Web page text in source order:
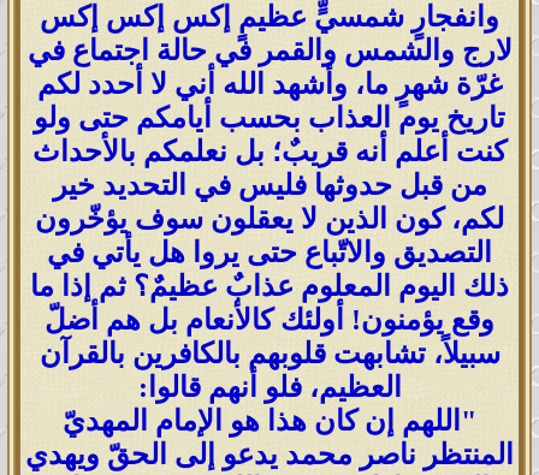
وانفجارٍ شمسيٍّ عظيمٍ إكس إكس إكس
لارج والشمس والقمر في حالة اجتماع في
غرّة شهرٍ ما، وأشهد الله أني لا أحدد لكم
تاريخ يوم العذاب بحسب أيامكم حتى ولو
كنت أعلم أنه قريبٌ؛ بل نعلمكم بالأحداث
من قبل حدوثها فليس في التحديد خير
لكم، كون الذين لا يعقلون سوف يؤخّرون
التصديق والاتّباع حتى يروا هل يأتي في
ذلك اليوم المعلوم عذابٌ عظيمٌ؟ ثم إذا ما
وقع يؤمنون! أولئك كالأنعام بل هم أضلّ
سبيلاً، تشابهت قلوبهم بالكافرين بالقرآن
العظيم، فلو أنهم قالوا:
"اللهم إن كان هذا هو الإمام المهديّ
المنتظر ناصر محمد يدعو إلى الحقّ ويهدي